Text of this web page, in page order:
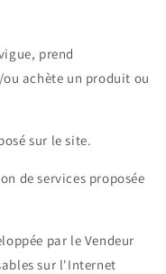
prend
achète un produit ou
sur le site.
de services proposée
par le Vendeur
sur l'Internet